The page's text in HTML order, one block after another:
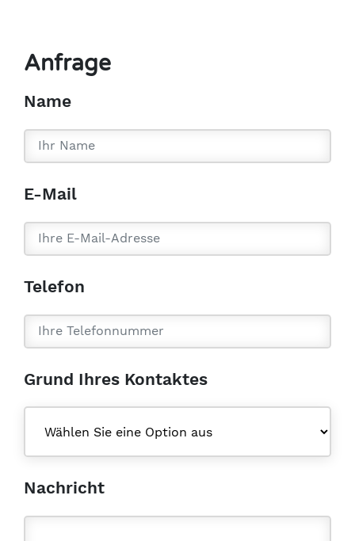
Anfrage
Name
E-Mail
Telefon
Grund Ihres Kontaktes
Nachricht